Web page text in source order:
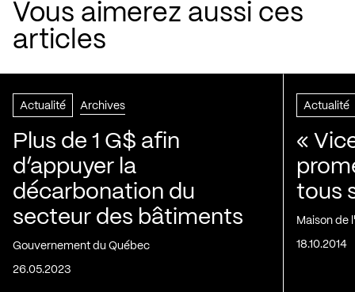
Vous aimerez aussi ces
articles
Actualité Archives
Plus de 1 G$ afin
d’appuyer la
décarbonation du
secteur des bâtiments
Gouvernement du Québec
26.05.2023
Actualité
«
tous
Maison de
18.10.2014